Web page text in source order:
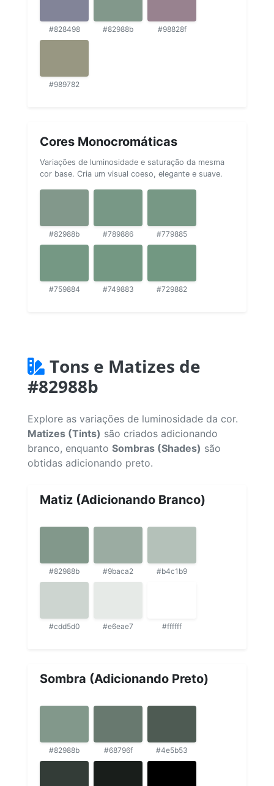
#828498 #82988b #98828f
#989782
Cores Monocromáticas
Variações de luminosidade e saturação da mesma
cor base. Cria um visual coeso, elegante e suave.
#82988b #789886 #779885
#759884 #749883 #729882
Tons e Matizes de
#82988b
Explore as variações de luminosidade da cor.
Matizes (Tints) são criados adicionando
branco, enquanto Sombras (Shades) são
obtidas adicionando preto.
Matiz (Adicionando Branco)
#82988b #9baca2 #b4c1b9
#cdd5d0 #e6eae7 #ffffff
Sombra (Adicionando Preto)
#82988b #68796f #4e5b53